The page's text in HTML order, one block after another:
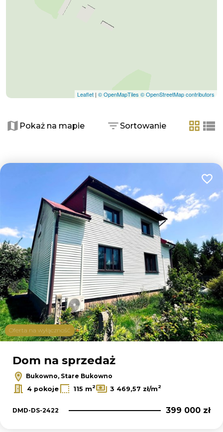
Leaflet | © OpenMapTiles © OpenStreetMap contributors
Pokaż na mapie Sortowanie
tabela
Oferta na wyłączność
Dom na sprzedaż
Bukowno, Stare Bukowno
4 pokoje
115 m2 3 469,57 zł/m2
DMD-DS-2422 399 000 zł